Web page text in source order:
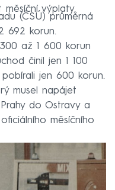
výplaty.
(ČSÚ) průměrná
692 korun.
až 1 600 korun
činil jen 1 100
jen 600 korun.
musel napájet
do Ostravy a
měsíčního